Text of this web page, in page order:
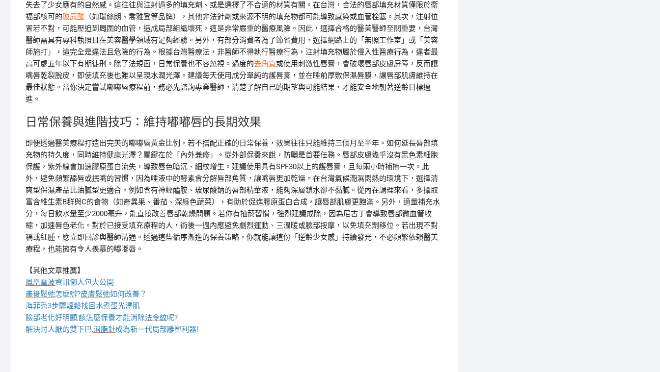
失去了少女應有的自然感。這往往與注射過多的填充劑、或是選擇了不合適的材質有關。在台灣，合法的唇部填充材質僅限於衛
福部核可的玻尿酸 （如瑞絲朗、喬雅登等品牌），其他非法針劑或來源不明的填充物都可能導致感染或血管栓塞。其次，注射位
置若不對，可能壓迫到周圍的血管，造成局部組織壞死，這是非常嚴重的醫療風險。因此，選擇合格的醫美醫師至關重要，台灣
醫師需具有專科執照且在美容醫學領域有足夠經驗。另外，有部分消費者為了節省費用，選擇網路上的「無照工作室」或「美容
師施打」，這完全是違法且危險的行為。根據台灣醫療法，非醫師不得執行醫療行為，注射填充物屬於侵入性醫療行為，違者最
高可處五年以下有期徒刑。除了法規面，日常保養也不容忽視。過度的去角質或使用刺激性唇膏，會破壞唇部皮膚屏障，反而讓
嘴唇乾裂脫皮，即使填充後也難以呈現水潤光澤。建議每天使用成分單純的護唇膏，並在睡前厚敷保濕唇膜，讓唇部肌膚維持在
最佳狀態。當你決定嘗試嘟嘟唇療程前，務必先諮詢專業醫師，清楚了解自己的期望與可能結果，才能安全地朝著逆齡目標邁
進。
日常保養與進階技巧：維持嘟嘟唇的長期效果
即便透過醫美療程打造出完美的嘟嘟唇黃金比例，若不搭配正確的日常保養，效果往往只能維持三個月至半年。如何延長唇部填
充物的持久度，同時維持健康光澤？關鍵在於「內外兼修」。從外部保養來說，防曬是首要任務。唇部皮膚幾乎沒有黑色素細胞
保護，紫外線會加速膠原蛋白流失，導致唇色暗沉、細紋增生。建議使用具有SPF30以上的護唇膏，且每兩小時補擦一次。此
外，避免頻繁舔唇或抿嘴的習慣，因為唾液中的酵素會分解唇部角質，讓嘴唇更加乾燥。在台灣氣候潮濕悶熱的環境下，選擇清
爽型保濕產品比油膩型更適合，例如含有神經醯胺、玻尿酸鈉的唇部精華液，能夠深層鎖水卻不黏膩。從內在調理來看，多攝取
富含維生素B群與C的食物（如奇異果、番茄、深綠色蔬菜），有助於促進膠原蛋白合成，讓唇部肌膚更飽滿。另外，適量補充水
分，每日飲水量至少2000毫升，能直接改善唇部乾燥問題。若你有抽菸習慣，強烈建議戒除，因為尼古丁會導致唇部微血管收
縮，加速唇色老化。對於已接受填充療程的人，術後一週內應避免劇烈運動、三溫暖或臉部按摩，以免填充劑移位。若出現不對
稱或紅腫，應立即回診與醫師溝通。透過這些循序漸進的保養策略，你就能讓這份「逆齡少女感」持續發光，不必頻繁依賴醫美
療程，也能擁有令人羨慕的嘟嘟唇。
【其他文章推薦】
鳳凰電波資訊懶人包大公開
產後鬆弛怎麼辦?皮膚鬆弛如何改善？
海菲秀3步驟輕鬆找回水煮蛋光澤肌
臉部老化好明顯,該怎麼保養才能消除法令紋呢?
解決討人厭的雙下巴,消脂針成為新一代局部雕塑利器!